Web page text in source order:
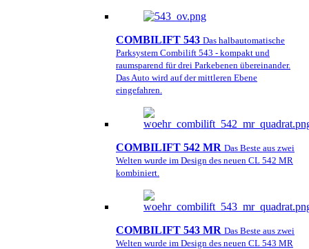
COMBILIFT 543 Das halbautomatische
Parksystem Combilift 543 - kompakt und
raumsparend für drei Parkebenen übereinander.
Das Auto wird auf der mittleren Ebene
eingefahren.
COMBILIFT 542 MR Das Beste aus zwei
Welten wurde im Design des neuen CL 542 MR
kombiniert.
COMBILIFT 543 MR Das Beste aus zwei
Welten wurde im Design des neuen CL 543 MR